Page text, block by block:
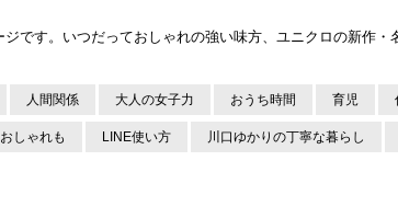
ジです。いつだっておしゃれの強い味方、ユニクロの新作・
人間関係 大人の女子力 おうち時間 育児
しゃれも LINE使い方 川口ゆかりの丁寧な暮らし